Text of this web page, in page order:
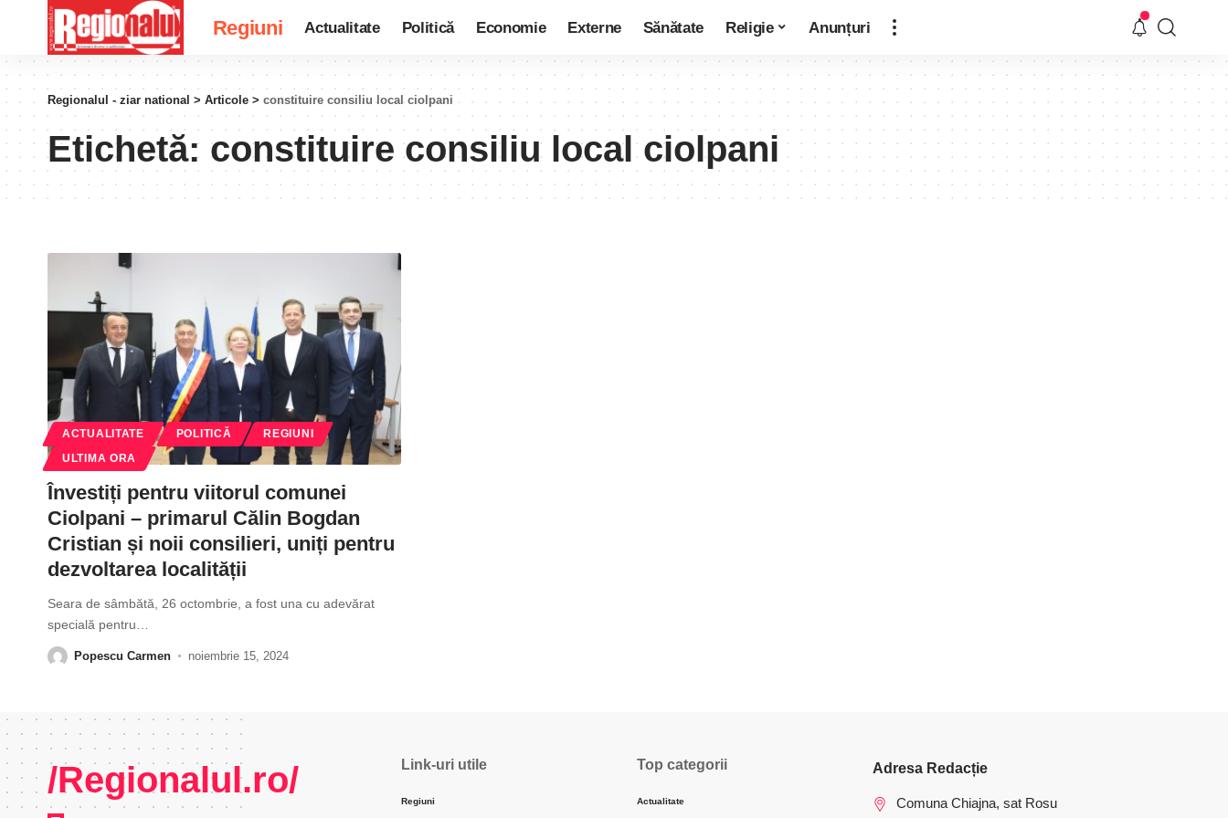
Regiuni Actualitate Politică Economie Externe Sănătate Religie Anunțuri
Regionalul - ziar national > Articole > constituire consiliu local ciolpani
Etichetă: constituire consiliu local ciolpani
ACTUALITATE POLITICĂ REGIUNI
ULTIMA ORA
Învestiți pentru viitorul comunei
Ciolpani – primarul Călin Bogdan
Cristian și noii consilieri, uniți pentru
dezvoltarea localității
Seara de sâmbătă, 26 octombrie, a fost una cu adevărat
specială pentru
Popescu Carmen noiembrie 15, 2024
/Regionalul.ro/ Link-uri utile
Regiuni
Top categorii
Actualitate
Adresa Redacție
Comuna Chiajna, sat Rosu